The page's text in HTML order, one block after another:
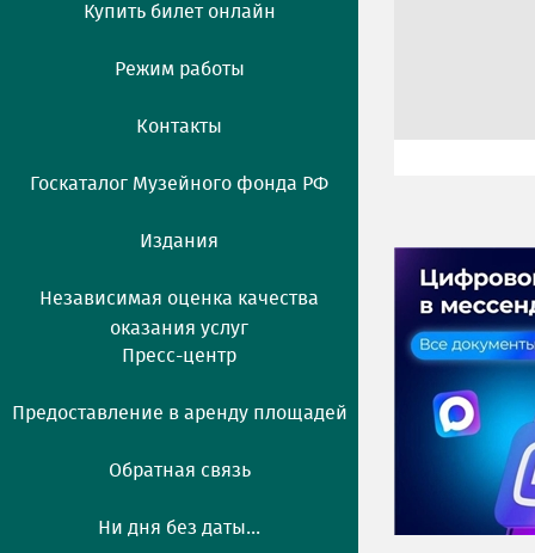
Купить билет онлайн
Режим работы
Контакты
Госкаталог Музейного фонда РФ
Издания
Независимая оценка качества
оказания услуг
Пресс-центр
Предоставление в аренду площадей
Обратная связь
Ни дня без даты...